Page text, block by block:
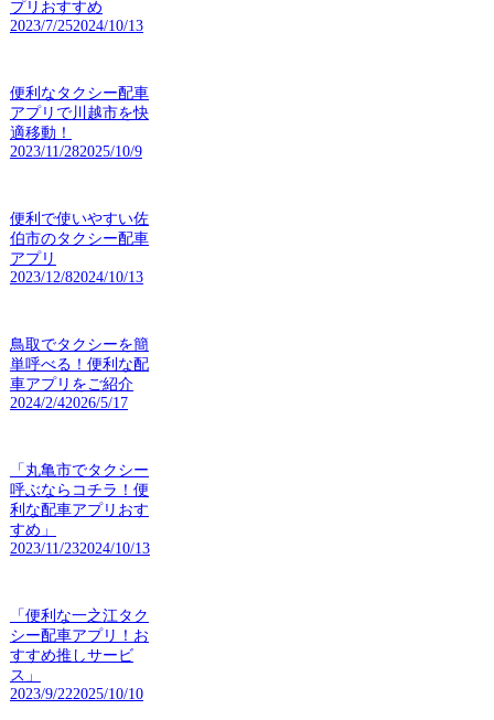
プリおすすめ
2023/7/252024/10/13
便利なタクシー配車
アプリで川越市を快
適移動！
2023/11/282025/10/9
便利で使いやすい佐
伯市のタクシー配車
アプリ
2023/12/82024/10/13
鳥取でタクシーを簡
単呼べる！便利な配
車アプリをご紹介
2024/2/42026/5/17
「丸亀市でタクシー
呼ぶならコチラ！便
利な配車アプリおす
すめ」
2023/11/232024/10/13
「便利な一之江タク
シー配車アプリ！お
すすめ推しサービ
ス」
2023/9/222025/10/10